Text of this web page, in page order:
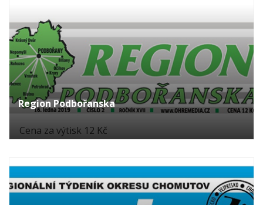
Region Podbořanska
Cena za výtisk 12 Kč